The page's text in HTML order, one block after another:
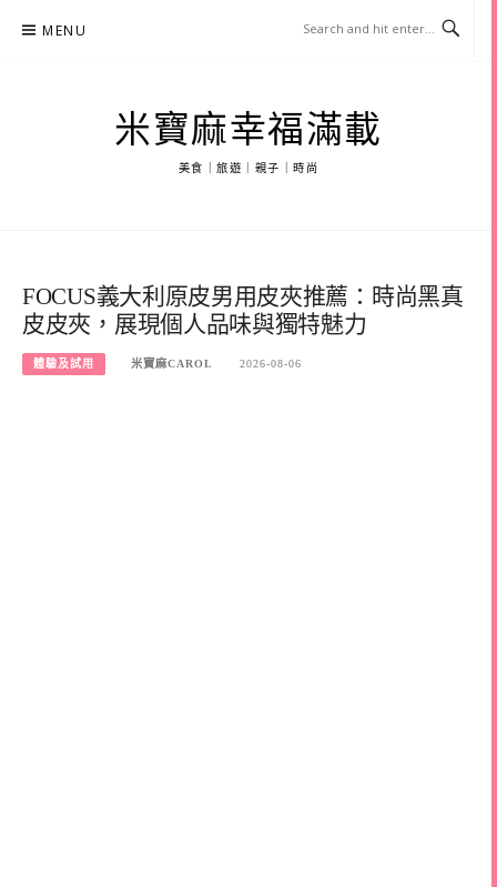
MENU
米寶麻幸福滿載
美食｜旅遊｜親子｜時尚
FOCUS義大利原皮男用皮夾推薦：時尚黑真
皮皮夾，展現個人品味與獨特魅力
體驗及試用 米寶麻CAROL 2026-08-06